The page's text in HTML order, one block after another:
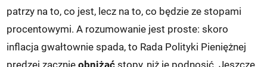
patrzy na to, co jest, lecz na to, co będzie ze stopami
procentowymi. A rozumowanie jest proste: skoro
inflacja gwałtownie spada, to Rada Polityki Pieniężnej
prędzej zacznieobniżać stopy, niż je podnosić. Jeszcze